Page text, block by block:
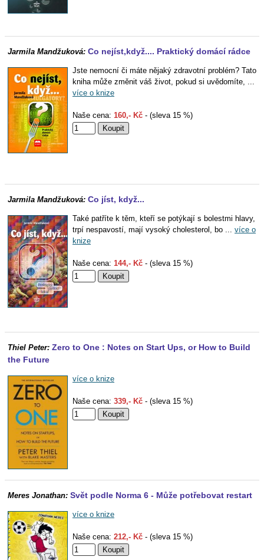
Jarmila Mandžuková: Co nejíst,když.... Praktický domácí rádce
Jste nemocní či máte nějaký zdravotní problém? Tato
kniha může změnit váš život, pokud si uvědomíte, ...
více o knize
Naše cena: 160,- Kč - (sleva 15 %)
Jarmila Mandžuková: Co jíst, když...
Také patříte k těm, kteří se potýkají s bolestmi hlavy,
trpí nespavostí, mají vysoký cholesterol, bo ... více o
knize
Naše cena: 144,- Kč - (sleva 15 %)
Thiel Peter: Zero to One : Notes on Start Ups, or How to Build
the Future
více o knize
Naše cena: 339,- Kč - (sleva 15 %)
Meres Jonathan: Svět podle Norma 6 - Může potřebovat restart
více o knize
Naše cena: 212,- Kč - (sleva 15 %)